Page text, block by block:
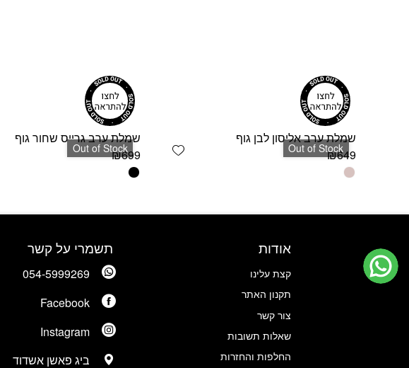
Add wishlist Out of Stock
שמלת ערב אליסון לבן גוף
₪649
למוצר
מספר
Out of Stock
שמלת ערב גרייס שחור גוף
₪699
למוצר
מספר
האפשרויות
בעמוד
אודות
קצת עלינו
תקנון האתר
צור קשר
שאלות תשובות
החלפות והחזרות
תשמרי על קשר
054-5999269
Facebook
Instagram
ביג פאשן אשדוד